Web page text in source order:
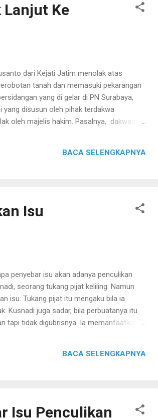
Lanjut Ke
dari Kejati Jatim menolak atas
tanah dan memasuki pekarangan
yang di gelar di PN Surabaya,
disusun oleh pihak terdakwa
oleh majelis hakim. Pasalnya, dakwaan
oleh JPU secara argumentasi hukum
BACA SELENGKAPNYA
Isu
penyebar isu akan adanya penculikan
seorang tukang pijat keliling. Namun
isu. Tukang pijat itu mengaku bila ia
Kusnadi juga sadar, bila perbuatanya itu
tapi tidak digubrisnya. Ia memanfaatkan
VI browsing internet dan percaya
BACA SELENGKAPNYA
Isu Penculikan